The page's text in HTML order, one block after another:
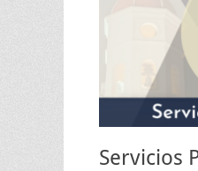
Servicios